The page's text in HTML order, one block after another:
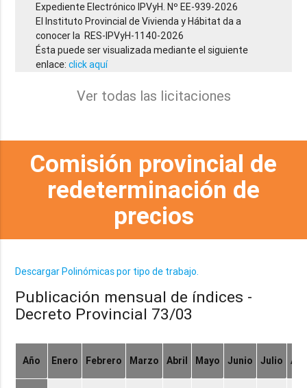
Expediente Electrónico IPVyH. Nº EE-939-2026
El Instituto Provincial de Vivienda y Hábitat da a
conocer la RES-IPVyH-1140-2026
Ésta puede ser visualizada mediante el siguiente
enlace:click aquí
Ver todas las licitaciones
Comisión provincial de
redeterminación de
precios
Descargar Polinómicas por tipo de trabajo.
Publicación mensual de índices -
Decreto Provincial 73/03
Año Enero Febrero Marzo Abril Mayo Junio Julio